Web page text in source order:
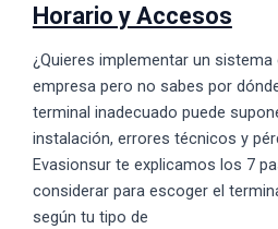
Horario y Accesos
¿Quieres implementar un
empresa pero no sabes por
terminal inadecuado puede
instalación, errores técnicos y
Evasionsur te explicamos los 7
considerar para escoger el
según tu tipo de